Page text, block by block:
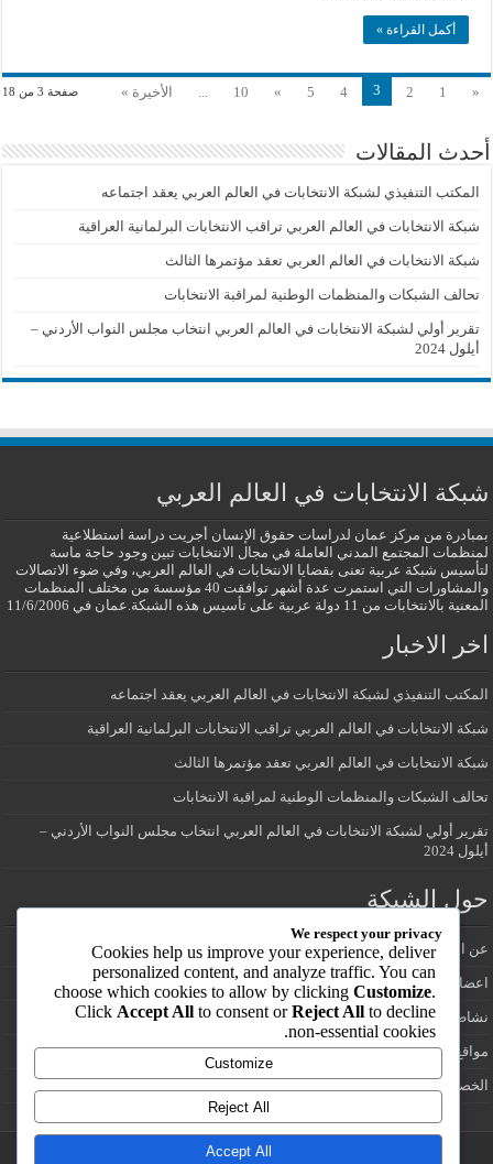
أكمل القراءة »
صفحة 3 من 18 «
1
2
3
4
5
»
10
... الأخيرة »
أحدث المقالات
المكتب التنفيذي لشبكة الانتخابات في العالم العربي يعقد اجتماعه
شبكة الانتخابات في العالم العربي تراقب الانتخابات البرلمانية العراقية
شبكة الانتخابات في العالم العربي تعقد مؤتمرها الثالث
تحالف الشبكات والمنظمات الوطنية لمراقبة الانتخابات
تقرير أولي لشبكة الانتخابات في العالم العربي انتخاب مجلس النواب الأردني –
أيلول 2024
شبكة الانتخابات في العالم العربي
بمبادرة من مركز عمان لدراسات حقوق الإنسان أجريت دراسة استطلاعية
لمنظمات المجتمع المدني العاملة في مجال الانتخابات تبين وجود حاجة ماسة
لتأسيس شبكة عربية تعنى بقضايا الانتخابات في العالم العربي، وفي ضوء الاتصالات
والمشاورات التي استمرت عدة أشهر توافقت 40 مؤسسة من مختلف المنظمات
المعنية بالانتخابات من 11 دولة عربية على تأسيس هذه الشبكة.عمان في 11/6/2006
اخر الاخبار
المكتب التنفيذي لشبكة الانتخابات في العالم العربي يعقد اجتماعه
شبكة الانتخابات في العالم العربي تراقب الانتخابات البرلمانية العراقية
شبكة الانتخابات في العالم العربي تعقد مؤتمرها الثالث
تحالف الشبكات والمنظمات الوطنية لمراقبة الانتخابات
تقرير أولي لشبكة الانتخابات في العالم العربي انتخاب مجلس النواب الأردني –
أيلول 2024
حول الشبكة
عن الشبكة
اعضاء شبكة الانتخابات في العالم العربي
نشاطات الشبكة
مواقع انتخابية
الخصوصية
تصميم وتطوير /:يوسف ابزاخ
We respect your privacy
Cookies help us improve your experience, deliver
personalized content, and analyze traffic. You can
choose which cookies to allow by clickingCustomize.
Click Accept All to consent orReject All to decline
non-essential cookies.
Customize
Reject All
Accept All